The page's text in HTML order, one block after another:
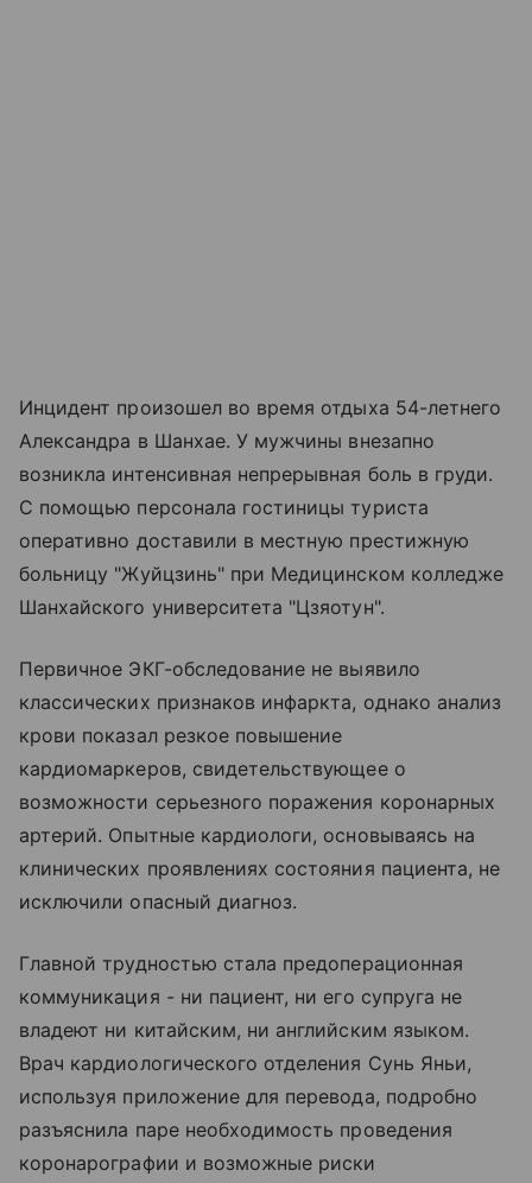
Инцидент произошел во время отдыха 54-летнего
Александра в Шанхае. У мужчины внезапно
возникла интенсивная непрерывная боль в груди.
С помощью персонала гостиницы туриста
оперативно доставили в местную престижную
больницу "Жуйцзинь" при Медицинском колледже
Шанхайского университета "Цзяотун".
Первичное ЭКГ-обследование не выявило
классических признаков инфаркта, однако анализ
крови показал резкое повышение
кардиомаркеров, свидетельствующее о
возможности серьезного поражения коронарных
артерий. Опытные кардиологи, основываясь на
клинических проявлениях состояния пациента, не
исключили опасный диагноз.
Главной трудностью стала предоперационная
коммуникация - ни пациент, ни его супруга не
владеют ни китайским, ни английским языком.
Врач кардиологического отделения Сунь Яньи,
используя приложение для перевода, подробно
разъяснила паре необходимость проведения
коронарографии и возможные риски